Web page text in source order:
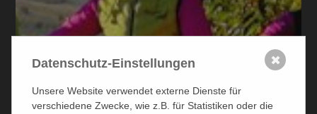
Datenschutz-Einstellungen
Unsere Website verwendet externe Dienste für
verschiedene Zwecke, wie z.B. für Statistiken oder die
✖